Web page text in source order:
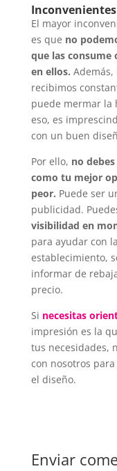
El mayor
es que no
que las consume
en ellos.
recibimos
puede mermar la
eso, es
con un buen
Por ello, no
como tu mejor
peor. Puede ser
publicidad.
visibilidad en
para ayudar con
establecimiento,
informar de
precio.
Si necesitas
impresión es la
tus necesidades,
con nosotros
el diseño.
Enviar